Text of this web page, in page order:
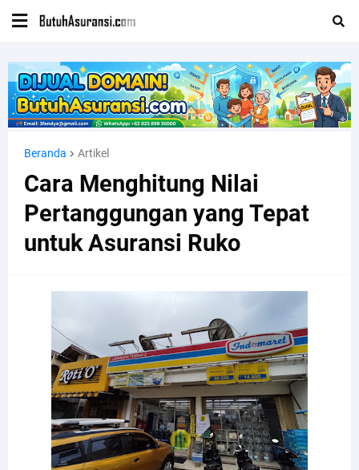
Beranda Artikel
Cara Menghitung Nilai
Pertanggungan yang Tepat
untuk Asuransi Ruko